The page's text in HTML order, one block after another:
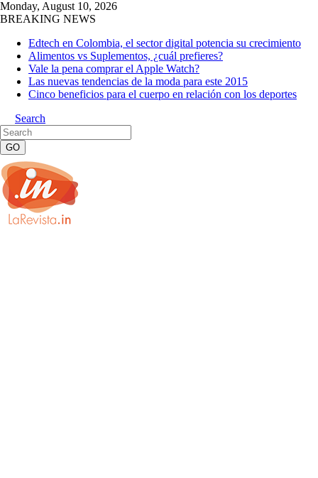
Monday, August 10, 2026
BREAKING NEWS
Edtech en Colombia, el sector digital potencia su crecimiento
Alimentos vs Suplementos, ¿cuál prefieres?
Vale la pena comprar el Apple Watch?
Las nuevas tendencias de la moda para este 2015
Cinco beneficios para el cuerpo en relación con los deportes
Search